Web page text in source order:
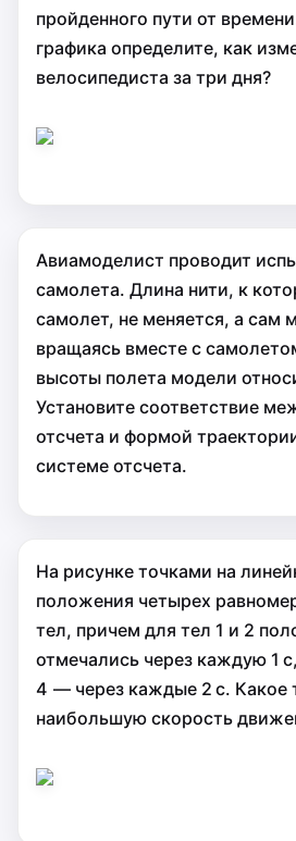
пройденного пути от
графика определите, как
велосипедиста за три дня?
Авиамоделист проводит
самолета. Длина нити, к
самолет, не меняется, а сам
вращаясь вместе с
высоты полета модели
Установите соответствие
отсчета и формой
системе отсчета.
На рисунке точками на
положения четырех
тел, причем для тел 1 и 2
отмечались через каждую 1
4 — через каждые 2 с. Какое
наибольшую скорость